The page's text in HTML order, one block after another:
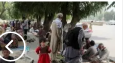
شد
۲۰۰
خانواده
مهاجر
افغان
اسلام‌آباد